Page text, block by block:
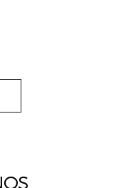
ACCOUNTANT